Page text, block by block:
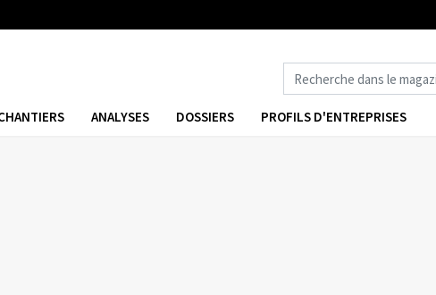
ANALYSES DOSSIERS PROFILS D'ENTREPRISES